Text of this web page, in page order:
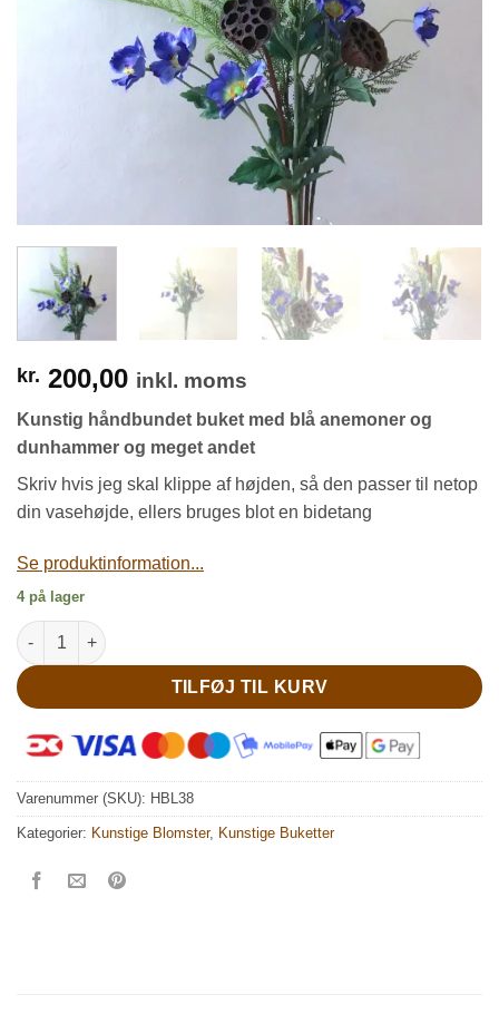
kr. 200,00 inkl. moms
Kunstig håndbundet buket med blå anemoner og
dunhammer og meget andet
Skriv hvis jeg skal klippe af højden, så den passer til netop
din vasehøjde, ellers bruges blot en bidetang
Se produktinformation...
4 på lager
Kunstig håndbundet buket med blå anemoner antal
TILFØJ TIL KURV
Varenummer (SKU): HBL38
Kategorier: Kunstige Blomster, Kunstige Buketter